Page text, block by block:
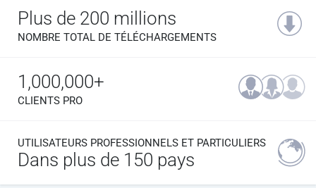
Plus de 200 millions
NOMBRE TOTAL DE TÉLÉCHARGEMENTS
1,000,000+
CLIENTS PRO
UTILISATEURS PROFESSIONNELS ET PARTICULIERS
Dans plus de 150 pays